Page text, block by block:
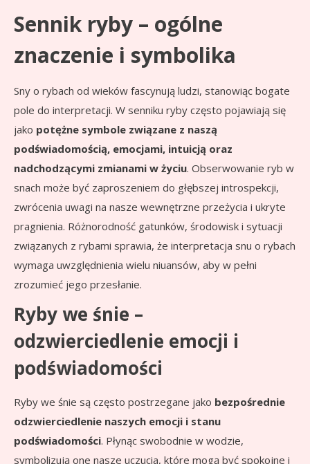
Sennik ryby – ogólne
znaczenie i symbolika
Sny o rybach od wieków fascynują ludzi, stanowiąc bogate
pole do interpretacji. W senniku ryby często pojawiają się
jako potężne symbole związane z naszą
podświadomością, emocjami, intuicją oraz
nadchodzącymi zmianami w życiu. Obserwowanie ryb w
snach może być zaproszeniem do głębszej introspekcji,
zwrócenia uwagi na nasze wewnętrzne przeżycia i ukryte
pragnienia. Różnorodność gatunków, środowisk i sytuacji
związanych z rybami sprawia, że interpretacja snu o rybach
wymaga uwzględnienia wielu niuansów, aby w pełni
zrozumieć jego przesłanie.
Ryby we śnie –
odzwierciedlenie emocji i
podświadomości
Ryby we śnie są często postrzegane jako bezpośrednie
odzwierciedlenie naszych emocji i stanu
podświadomości. Płynąc swobodnie w wodzie,
symbolizują one nasze uczucia, które mogą być spokojne i